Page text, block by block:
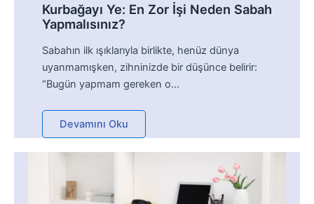
Kurbağayı Ye: En Zor İşi Neden Sabah
Yapmalısınız?
Sabahın ilk ışıklarıyla birlikte, henüz dünya
uyanmamışken, zihninizde bir düşünce belirir:
“Bugün yapmam gereken o…
Devamını Oku